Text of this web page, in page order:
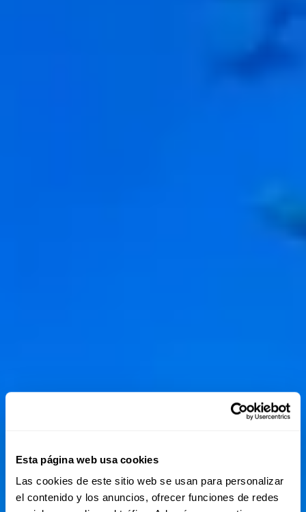
Esta página web usa cookies
Las cookies de este sitio web se usan para personalizar
el contenido y los anuncios, ofrecer funciones de redes